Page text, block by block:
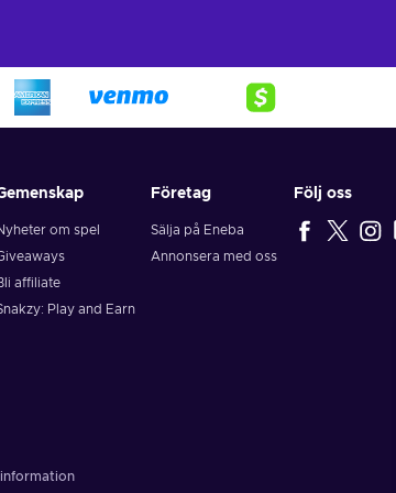
om spel
affiliate
Play and Earn
Företag
Sälja på Eneba
Annonsera med oss
Följ oss